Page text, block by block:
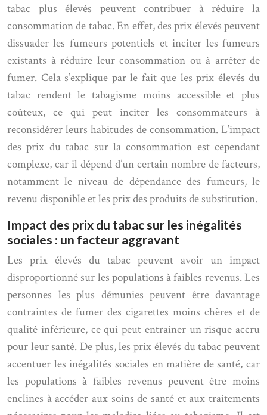
tabac plus élevés peuvent contribuer à réduire la
consommation de tabac. En effet, des prix élevés peuvent
dissuader les fumeurs potentiels et inciter les fumeurs
existants à réduire leur consommation ou à arrêter de
fumer. Cela s’explique par le fait que les prix élevés du
tabac rendent le tabagisme moins accessible et plus
coûteux, ce qui peut inciter les consommateurs à
reconsidérer leurs habitudes de consommation. L’impact
des prix du tabac sur la consommation est cependant
complexe, car il dépend d’un certain nombre de facteurs,
notamment le niveau de dépendance des fumeurs, le
revenu disponible et les prix des produits de substitution.
Impact des prix du tabac sur les inégalités
sociales : un facteur aggravant
Les prix élevés du tabac peuvent avoir un impact
disproportionné sur les populations à faibles revenus. Les
personnes les plus démunies peuvent être davantage
contraintes de fumer des cigarettes moins chères et de
qualité inférieure, ce qui peut entraîner un risque accru
pour leur santé. De plus, les prix élevés du tabac peuvent
accentuer les inégalités sociales en matière de santé, car
les populations à faibles revenus peuvent être moins
enclines à accéder aux soins de santé et aux traitements